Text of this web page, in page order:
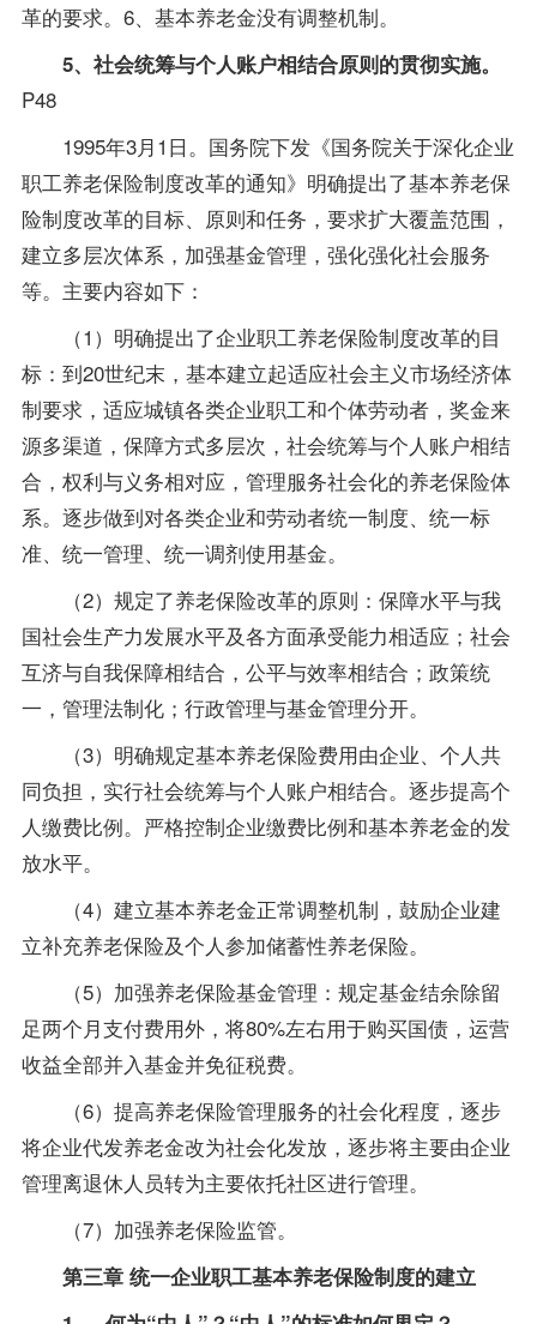
革的要求。6、基本养老金没有调整机制。
5、社会统筹与个人账户相结合原则的贯彻实施。
P48
1995年3月1日。国务院下发《国务院关于深化企业
职工养老保险制度改革的通知》明确提出了基本养老保
险制度改革的目标、原则和任务，要求扩大覆盖范围，
建立多层次体系，加强基金管理，强化强化社会服务
等。主要内容如下：
（1）明确提出了企业职工养老保险制度改革的目
标：到20世纪末，基本建立起适应社会主义市场经济体
制要求，适应城镇各类企业职工和个体劳动者，奖金来
源多渠道，保障方式多层次，社会统筹与个人账户相结
合，权利与义务相对应，管理服务社会化的养老保险体
系。逐步做到对各类企业和劳动者统一制度、统一标
准、统一管理、统一调剂使用基金。
（2）规定了养老保险改革的原则：保障水平与我
国社会生产力发展水平及各方面承受能力相适应；社会
互济与自我保障相结合，公平与效率相结合； 政策统
一，管理法制化；行政管理与基金管理分开。
（3）明确规定基本养老保险费用由企业、个人共
同负担，实行社会统筹与个人账户相结合。逐步提高个
人缴费比例。严格控制企业缴费比例和基本养老金的发
放水平。
（4）建立基本养老金正常调整机制，鼓励企业建
立补充养老保险及个人参加储蓄性养老保险。
（5）加强养老保险基金管理：规定基金结余除留
足两个月支付费用外，将80%左右用于购买国债，运营
收益全部并入基金并免征税费。
（6）提高养老保险管理服务的社会化程度，逐步
将企业代发养老金改为社会化发放，逐步将主要由企业
管理离退休人员转为主要依托社区进行管理。
（7）加强养老保险监管。
第三章 统一企业职工基本养老保险制度的建立